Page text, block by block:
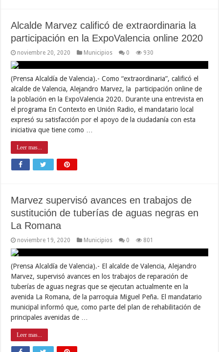
Alcalde Marvez calificó de extraordinaria la
participación en la ExpoValencia online 2020
noviembre 20, 2020 Municipios 0 930
(Prensa Alcaldía de Valencia).- Como “extraordinaria”, calificó el
alcalde de Valencia, Alejandro Marvez, la participación online de
la población en la ExpoValencia 2020. Durante una entrevista en
el programa En Contexto en Unión Radio, el mandatario local
expresó su satisfacción por el apoyo de la ciudadanía con esta
iniciativa que tiene como …
Leer mas...
Marvez supervisó avances en trabajos de
sustitución de tuberías de aguas negras en
La Romana
noviembre 19, 2020 Municipios 0 801
(Prensa Alcaldía de Valencia).- El alcalde de Valencia, Alejandro
Marvez, supervisó avances en los trabajos de reparación de
tuberías de aguas negras que se ejecutan actualmente en la
avenida La Romana, de la parroquia Miguel Peña. El mandatario
municipal informó que, como parte del plan de rehabilitación de
principales avenidas de …
Leer mas...